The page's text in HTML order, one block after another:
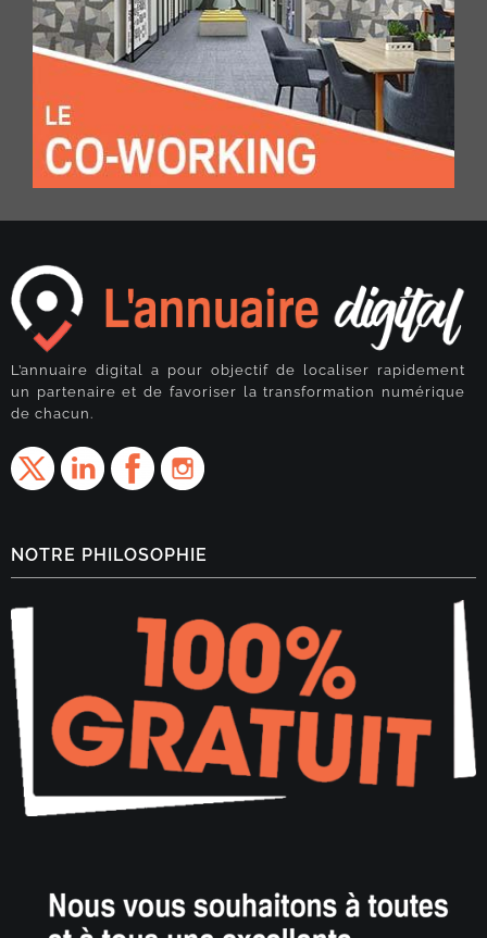
L’annuaire digital a pour objectif de localiser rapidement
un partenaire et de favoriser la transformation numérique
de chacun.
NOTRE PHILOSOPHIE